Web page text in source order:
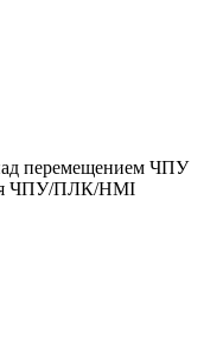
перемещением ЧПУ
ЧПУ/ПЛК/HMI